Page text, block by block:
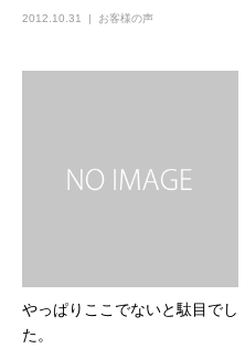
2012.10.31 お客様の声
やっぱりここでないと駄目でし
た。